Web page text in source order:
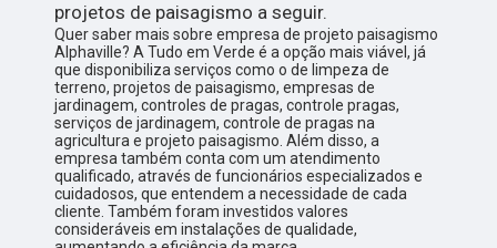
projetos de paisagismo a seguir.
Quer saber mais sobre empresa de projeto paisagismo
Alphaville? A Tudo em Verde é a opção mais viável, já
que disponibiliza serviços como o de limpeza de
terreno, projetos de paisagismo, empresas de
jardinagem, controles de pragas, controle pragas,
serviços de jardinagem, controle de pragas na
agricultura e projeto paisagismo. Além disso, a
empresa também conta com um atendimento
qualificado, através de funcionários especializados e
cuidadosos, que entendem a necessidade de cada
cliente. Também foram investidos valores
consideráveis em instalações de qualidade,